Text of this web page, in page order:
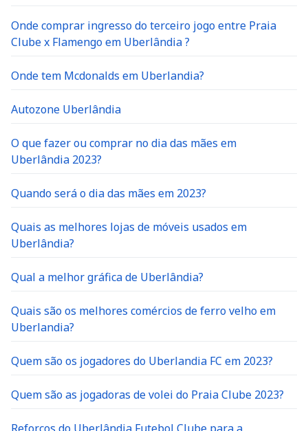
Onde comprar ingresso do terceiro jogo entre Praia
Clube x Flamengo em Uberlândia ?
Onde tem Mcdonalds em Uberlandia?
Autozone Uberlândia
O que fazer ou comprar no dia das mães em
Uberlândia 2023?
Quando será o dia das mães em 2023?
Quais as melhores lojas de móveis usados em
Uberlândia?
Qual a melhor gráfica de Uberlândia?
Quais são os melhores comércios de ferro velho em
Uberlandia?
Quem são os jogadores do Uberlandia FC em 2023?
Quem são as jogadoras de volei do Praia Clube 2023?